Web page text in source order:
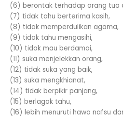
(6) berontak terhadap orang tua
(7) tidak tahu berterima kasih,
(8) tidak memperdulikan agama,
(9) tidak tahu mengasihi,
(10) tidak mau berdamai,
(11) suka menjelekkan orang,
(12) tidak suka yang baik,
(13) suka mengkhianat,
(14) tidak berpikir panjang,
(15) berlagak tahu,
(16) lebih menuruti hawa nafsu